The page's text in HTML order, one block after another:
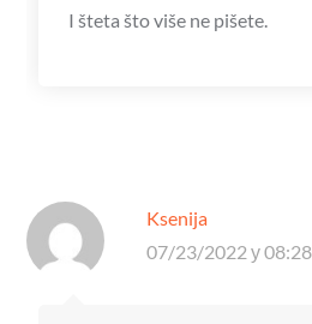
I šteta što više ne pišete.
Ksenija
07/23/2022 у 08:28